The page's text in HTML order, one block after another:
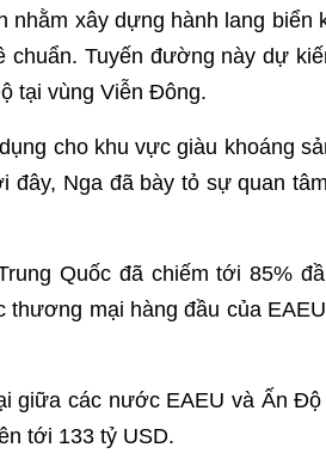
nhằm xây dựng hành lang biển
Tuyến đường này dự
tại vùng Viễn Đông.
cho khu vực giàu khoáng
đây, Nga đã bày tỏ sự quan
Quốc đã chiếm tới 85%
mại hàng đầu của
giữa các nước EAEU và Ấn
tới 133 tỷ USD.